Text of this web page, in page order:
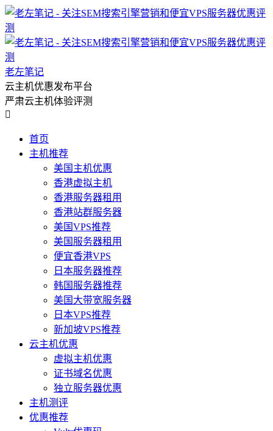
老左笔记
云主机优惠发布平台
严肃云主机体验评测

首页
主机推荐
美国主机优惠
香港虚拟主机
香港服务器租用
香港站群服务器
美国VPS推荐
美国服务器租用
便宜香港VPS
日本服务器推荐
韩国服务器推荐
美国大带宽服务器
日本VPS推荐
新加坡VPS推荐
云主机优惠
虚拟主机优惠
证书域名优惠
独立服务器优惠
主机测评
优惠推荐